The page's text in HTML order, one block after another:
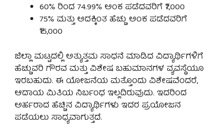
60% ರಿಂದ 74.99% ಅಂಕ ಪಡೆದವರಿಗೆ ₹7,000
75% ಮತ್ತು ಅದಕ್ಕಿಂತ ಹೆಚ್ಚು ಅಂಕ ಪಡೆದವರಿಗೆ
₹15,000
ಜಿಲ್ಲಾ ಮಟ್ಟದಲ್ಲಿ ಅತ್ಯುತ್ತಮ ಸಾಧನೆ ಮಾಡಿದ ವಿದ್ಯಾರ್ಥಿಗಳಿಗೆ
ಹೆಚ್ಚುವರಿ ಗೌರವ ಮತ್ತು ವಿಶೇಷ ಬಹುಮಾನಗಳ ವ್ಯವಸ್ಥೆಯೂ
ಇರಬಹುದು. ಈ ಯೋಜನೆಯ ಮತ್ತೊಂದು ವಿಶೇಷವೆಂದರೆ,
ಆದಾಯ ಮಿತಿಯ ನಿರ್ಬಂಧ ಇಲ್ಲದಿರುವುದು. ಇದರಿಂದ
ಅರ್ಹರಾದ ಹೆಚ್ಚಿನ ವಿದ್ಯಾರ್ಥಿಗಳು ಇದರ ಪ್ರಯೋಜನ
ಪಡೆಯಲು ಸಾಧ್ಯವಾಗುತ್ತದೆ.